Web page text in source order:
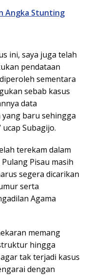
Angka Stunting
ini, saya juga telah
pendataan
sementara
sebab kasus
data
baru sehingga
Subagijo.
terekam dalam
Pisau masih
segera dicarikan
serta
Agama
memang
hingga
tak terjadi kasus
dengan